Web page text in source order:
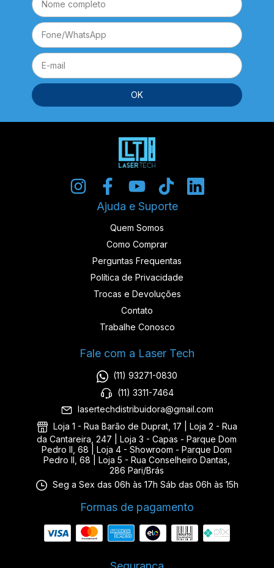
Ajuda e Suporte
Quem Somos
Como Comprar
Perguntas Frequentas
Política de Privacidade
Trocas e Devoluções
Contato
Trabalhe Conosco
Fale com a Laser Tech
(11) 93271-0830
(11) 3311-7464
lasertechdistribuidora@gmail.com
Loja 1 - Rua Barão de Duprat, 17 | Loja 2 - Rua
da Cantareira, 247 | Loja 3 - Capas - Parque Dom
Pedro II, 68 | Loja 4 - Showroom - Parque Dom
Pedro II, 68 | Loja 5 - Rua Conselheiro Dantas,
286 Pari/Brás
Seg a Sex das 06h às 17h Sáb das 06h às 15h
Formas de pagamento